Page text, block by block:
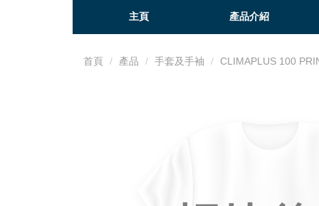
主頁 產品介紹
首頁 產品 手套及手袖 CLIMAPLUS 100